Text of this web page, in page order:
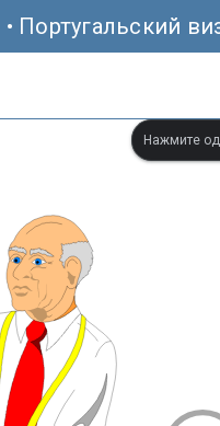
• Португальский
Нажмите